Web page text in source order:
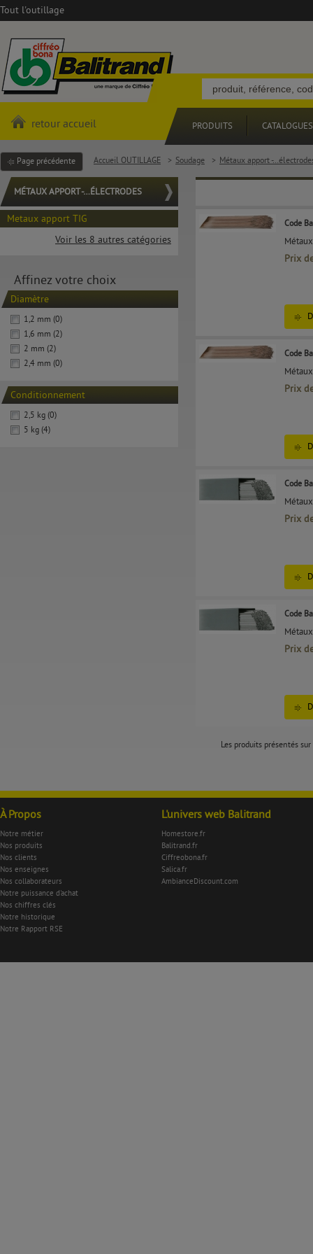
Tout l'outillage
retour accueil PRODUITS CATALOGUES
Page précédente Accueil OUTILLAGE > Soudage > Métaux apport -
MÉTAUX APPORT -…ÉLECTRODES
Metaux apport TIG
Voir les 8 autres catégories
Affinez votre choix
Diamètre
1,2 mm (0)
1,6 mm (2)
2 mm (2)
2,4 mm (0)
Conditionnement
2,5 kg (0)
5 kg (4)
Code
Prix
Code
Prix
Code
Prix
Code
Prix
Les produits présentés
À Propos
Notre métier
Nos produits
Nos clients
Nos enseignes
Nos collaborateurs
Notre puissance d'achat
Nos chiffres clés
Notre historique
Notre Rapport RSE
L'univers web Balitrand
Homestore.fr
Balitrand.fr
Ciffreobona.fr
Salica.fr
AmbianceDiscount.com